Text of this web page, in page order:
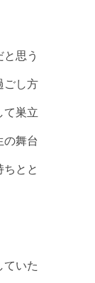
思う
ごし方
て巣立
舞台
とと
いた